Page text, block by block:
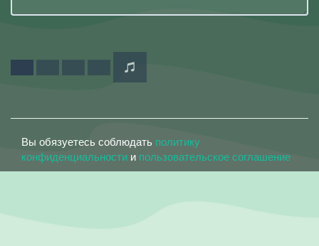
Вы обязуетесь соблюдать политику
конфиденциальности и пользовательское соглашение